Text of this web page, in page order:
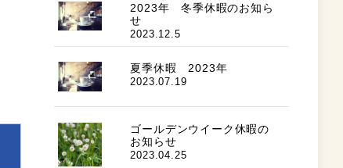
2023年 冬季休暇のお知ら
せ
2023.12.5
夏季休暇 2023年
2023.07.19
ゴールデンウイーク休暇の
お知らせ
2023.04.25